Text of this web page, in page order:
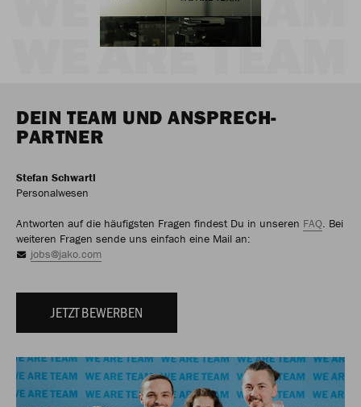
DEIN TEAM UND ANSPRECH-
PARTNER
Stefan Schwartl
Personalwesen
Antworten auf die häufigsten Fragen findest Du in unseren FAQ. Bei
weiteren Fragen sende uns einfach eine Mail an:
jobs@jako.com
JETZT BEWERBEN